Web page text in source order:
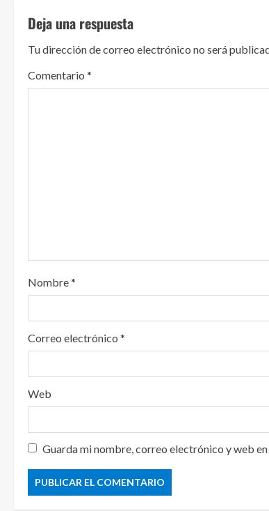
e
l
e
Deja una respuesta
Tu dirección de correo electrónico no será
Comentario *
Nombre*
Correo electrónico *
Web
Guarda mi nombre, correo electrónico y web